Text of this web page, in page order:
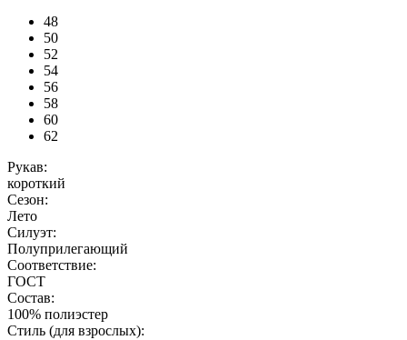
48
50
52
54
56
58
60
62
Рукав:
короткий
Сезон:
Лето
Силуэт:
Полуприлегающий
Соответствие:
ГОСТ
Состав:
100% полиэстер
Стиль (для взрослых):